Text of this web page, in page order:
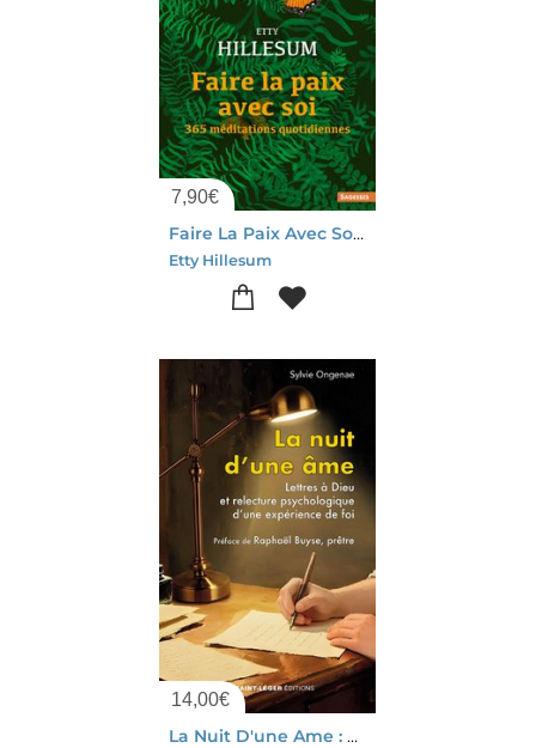
7,90€
Faire La Paix Avec Soi : 365 Meditations Quotidiennes
Etty Hillesum
14,00€
La Nuit D'une Ame : Lettres A Dieu Et Relecture Psychologique D'une Experience De Foi